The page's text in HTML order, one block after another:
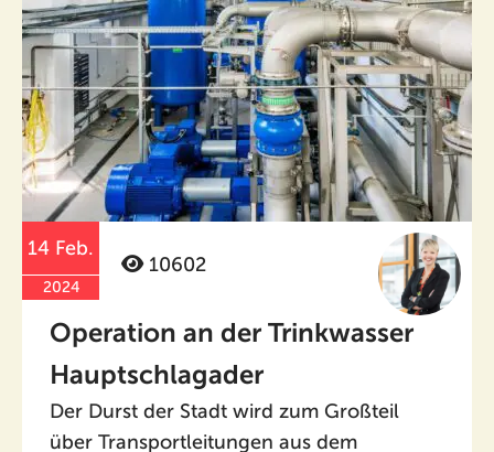
14 Feb.
2024
10602
Operation an der Trinkwasser
Hauptschlagader
Der Durst der Stadt wird zum Großteil
über Transportleitungen aus dem